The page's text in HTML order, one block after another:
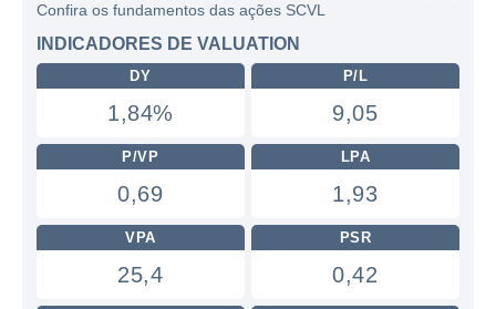
Confira os fundamentos das ações SCVL
INDICADORES DE VALUATION
DY
1,84%
P/L
9,05
P/VP
0,69
LPA
1,93
VPA
25,4
PSR
0,42